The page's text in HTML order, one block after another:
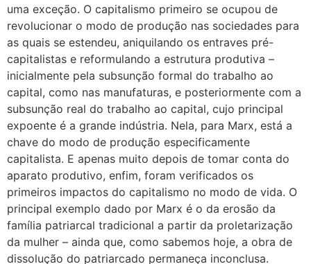
uma exceção. O capitalismo primeiro se ocupou de
revolucionar o modo de produção nas sociedades para
as quais se estendeu, aniquilando os entraves pré-
capitalistas e reformulando a estrutura produtiva –
inicialmente pela subsunção formal do trabalho ao
capital, como nas manufaturas, e posteriormente com a
subsunção real do trabalho ao capital, cujo principal
expoente é a grande indústria. Nela, para Marx, está a
chave do modo de produção especificamente
capitalista. E apenas muito depois de tomar conta do
aparato produtivo, enfim, foram verificados os
primeiros impactos do capitalismo no modo de vida. O
principal exemplo dado por Marx é o da erosão da
família patriarcal tradicional a partir da proletarização
da mulher – ainda que, como sabemos hoje, a obra de
dissolução do patriarcado permaneça inconclusa.